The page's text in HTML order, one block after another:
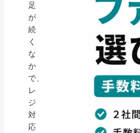
足
が
続
く
な
か
で、
レ
ジ
対
応